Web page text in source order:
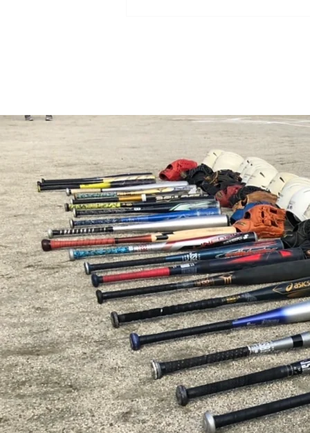
2026.7.20 幼年 練習試合 上動
ファミリーズ戦